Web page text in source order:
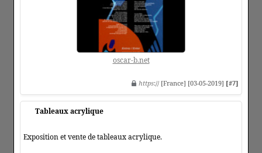
oscar-b.net
https:// [France] [03-05-2019] [#7]
Tableaux acrylique
Exposition et vente de tableaux acrylique.